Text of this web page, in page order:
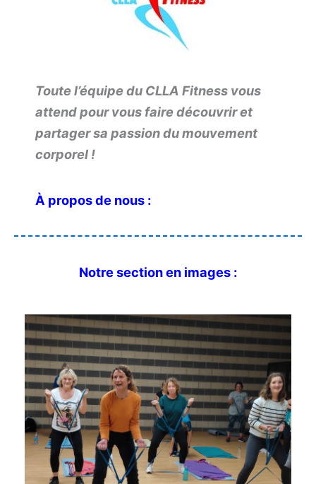
Toute l’équipe du CLLA Fitness vous
attend pour vous faire découvrir et
partager sa passion du mouvement
corporel !
À propos de nous :
Notre section en images :